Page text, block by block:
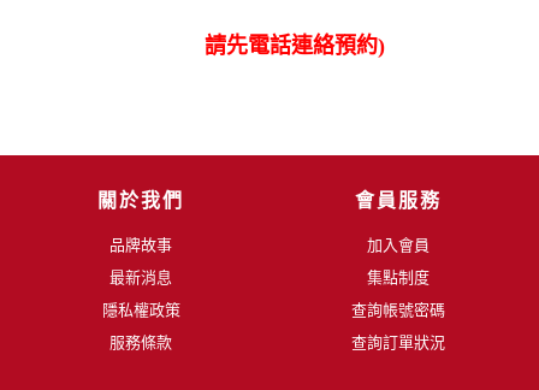
請先電話連絡預約)
關於我們
品牌故事
最新消息
隱私權政策
服務條款
會員服務
加入會員
集點制度
查詢帳號密碼
查詢訂單狀況